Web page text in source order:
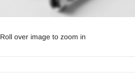
Roll over image to zoom in